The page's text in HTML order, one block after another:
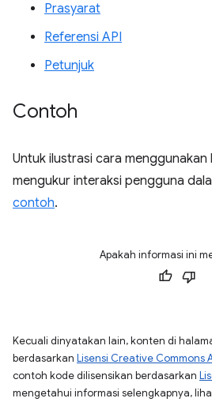
Prasyarat
Referensi API
Petunjuk
Contoh
Untuk ilustrasi cara menggunakan
mengukur interaksi pengguna
contoh.
Apakah informasi ini
Kecuali dinyatakan lain, konten di
berdasarkan Lisensi Creative Commons
contoh kode dilisensikan berdasarkan
mengetahui informasi selengkapnya,